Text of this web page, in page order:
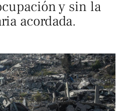
y sin la
acordada.